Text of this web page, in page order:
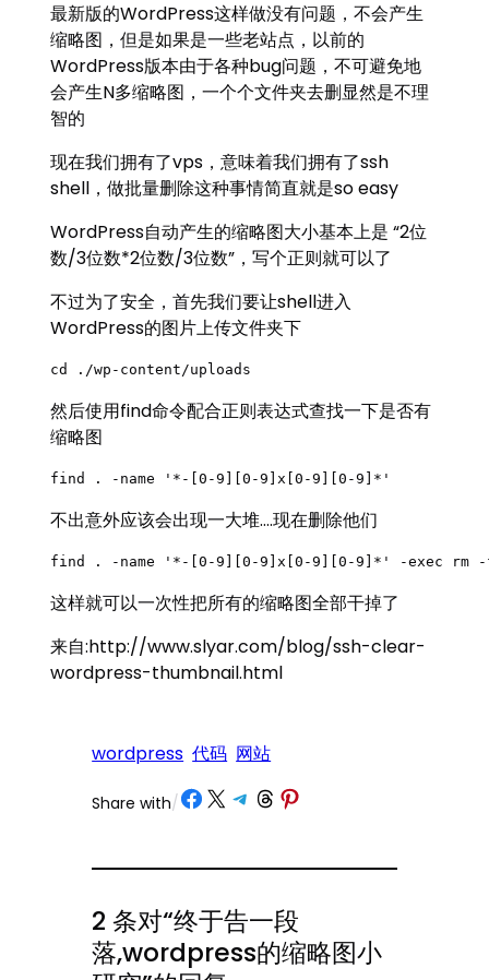
最新版的WordPress这样做没有问题，不会产生
缩略图，但是如果是一些老站点，以前的
WordPress版本由于各种bug问题，不可避免地
会产生N多缩略图，一个个文件夹去删显然是不理
智的
现在我们拥有了vps，意味着我们拥有了ssh
shell，做批量删除这种事情简直就是so easy
WordPress自动产生的缩略图大小基本上是 “2位
数/3位数*2位数/3位数”，写个正则就可以了
不过为了安全，首先我们要让shell进入
WordPress的图片上传文件夹下
cd ./wp-content/uploads
然后使用find命令配合正则表达式查找一下是否有
缩略图
find . -name '*-[0-9][0-9]x[0-9][0-9]*'
不出意外应该会出现一大堆….现在删除他们
find . -name '*-[0-9][0-9]x[0-9][0-9]*' -exec
这样就可以一次性把所有的缩略图全部干掉了
来自:http://www.slyar.com/blog/ssh-clear-
wordpress-thumbnail.html
wordpress 代码 网站
Share with/ Share on Facebook
Share on X Share on Telegram
Share on Threads
Share on Pinterest
2 条对“终于告一段
落,wordpress的缩略图小